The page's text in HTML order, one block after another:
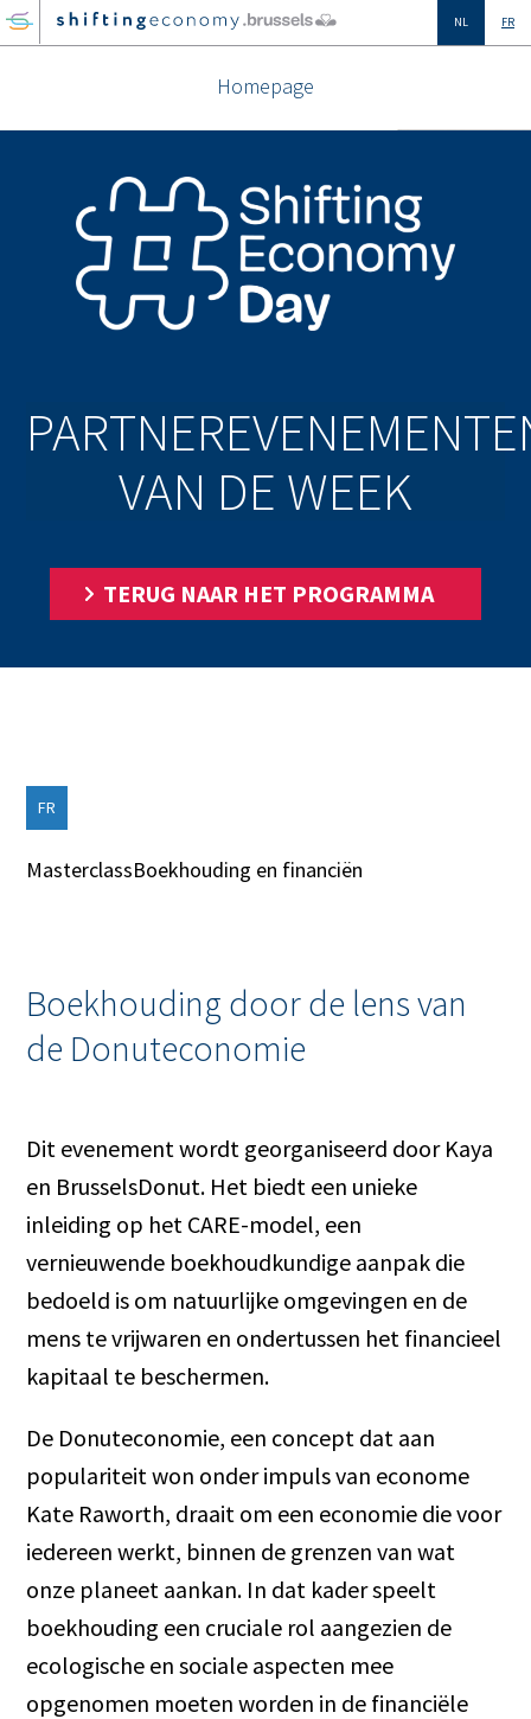
GO
TO
NL FR
Homepage
VAN DE WEEK
TERUG NAAR HET PROGRAMMA
FR
MasterclassBoekhouding en financiën
Boekhouding door de lens van
de Donuteconomie
Dit evenement wordt georganiseerd door Kaya
en BrusselsDonut. Het biedt een unieke
inleiding op het CARE-model, een
vernieuwende boekhoudkundige aanpak die
bedoeld is om natuurlijke omgevingen en de
mens te vrijwaren en ondertussen het financieel
kapitaal te beschermen.
De Donuteconomie, een concept dat aan
populariteit won onder impuls van econome
Kate Raworth, draait om een economie die voor
iedereen werkt, binnen de grenzen van wat
onze planeet aankan. In dat kader speelt
boekhouding een cruciale rol aangezien de
ecologische en sociale aspecten mee
opgenomen moeten worden in de financiële